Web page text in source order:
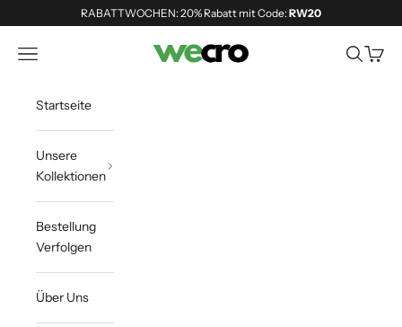
Zum Inhalt springenRABATTWOCHEN: 20% Rabatt mit Code:RW20
Shopwecro
Navigationsmenü öffnen Suche
Startseite
Unsere
Kollektionen
Bestellung
Verfolgen
Über Uns